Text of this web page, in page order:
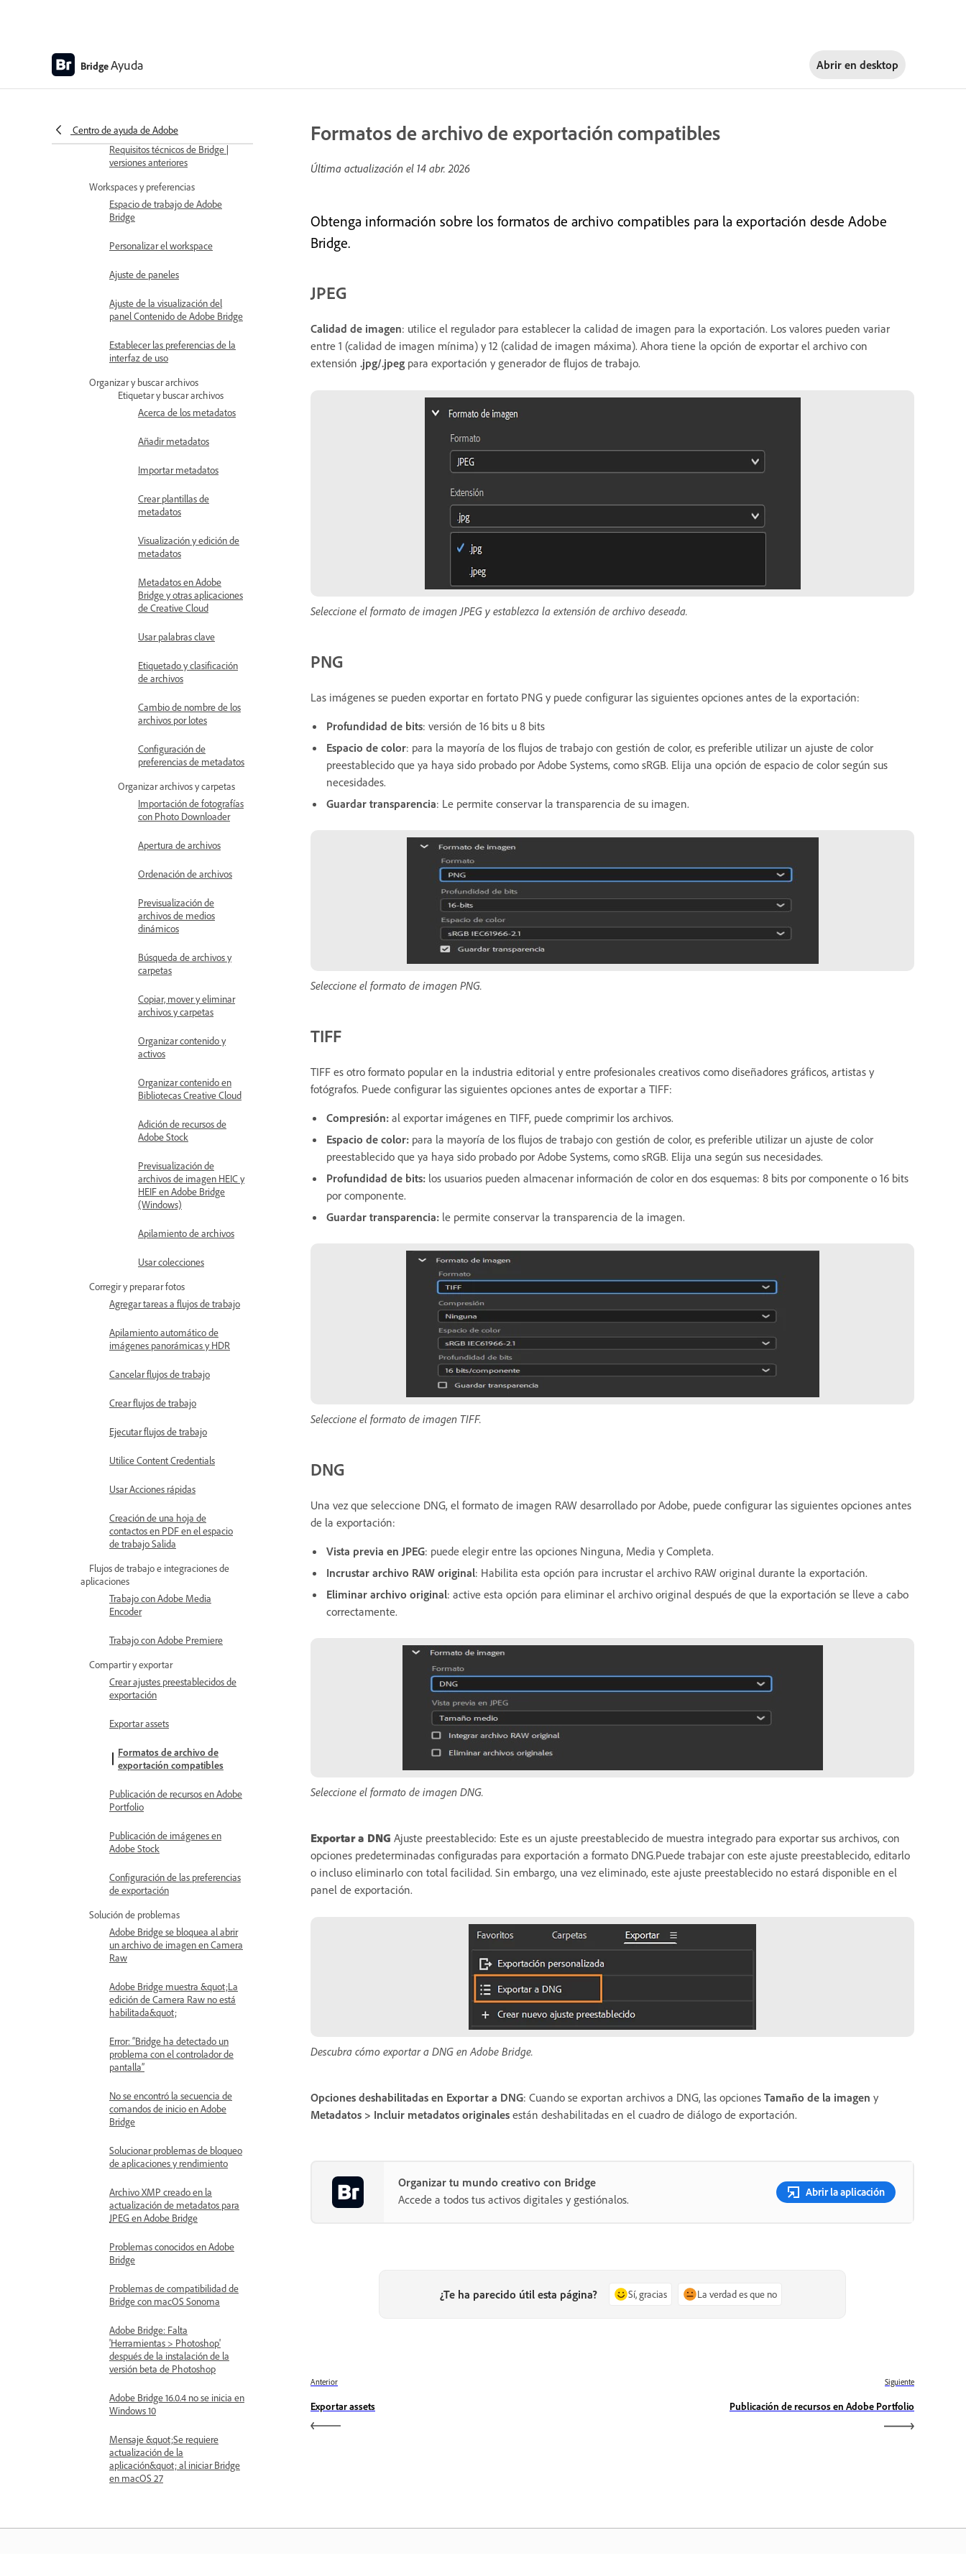
BridgeAyuda Abrir en desktop
Centro de ayuda de Adobe
Establecer preferencias de flujo
Requisitos técnicos de Bridge |
versiones anteriores
Workspaces y preferencias
Espacio de trabajo de Adobe
Bridge
Personalizar el workspace
Ajuste de paneles
Ajuste de la visualización del
panel Contenido de Adobe Bridge
Establecer las preferencias de la
interfaz de uso
Organizar y buscar archivos
Etiquetar y buscar archivos
Acerca de los metadatos
Añadir metadatos
Importar metadatos
Crear plantillas de
metadatos
Visualización y edición de
metadatos
Metadatos en Adobe
Bridge y otras aplicaciones
de Creative Cloud
Usar palabras clave
Etiquetado y clasificación
de archivos
Cambio de nombre de los
archivos por lotes
Configuración de
preferencias de metadatos
Organizar archivos y carpetas
Importación de fotografías
con Photo Downloader
Apertura de archivos
Ordenación de archivos
Previsualización de
archivos de medios
dinámicos
Búsqueda de archivos y
carpetas
Copiar, mover y eliminar
archivos y carpetas
Organizar contenido y
activos
Organizar contenido en
Bibliotecas Creative Cloud
Adición de recursos de
Adobe Stock
Previsualización de
archivos de imagen HEIC y
HEIF en Adobe Bridge
(Windows)
Apilamiento de archivos
Usar colecciones
Corregir y preparar fotos
Agregar tareas a flujos de trabajo
Apilamiento automático de
imágenes panorámicas y HDR
Cancelar flujos de trabajo
Crear flujos de trabajo
Ejecutar flujos de trabajo
Utilice Content Credentials
Usar Acciones rápidas
Creación de una hoja de
contactos en PDF en el espacio
de trabajo Salida
Flujos de trabajo e integraciones de
aplicaciones
Trabajo con Adobe Media
Encoder
Trabajo con Adobe Premiere
Compartir y exportar
Crear ajustes preestablecidos de
exportación
Exportar assets
Formatos de archivo de
exportación compatibles
Publicación de recursos en Adobe
Portfolio
Publicación de imágenes en
Adobe Stock
Configuración de las preferencias
de exportación
Solución de problemas
Adobe Bridge se bloquea al abrir
un archivo de imagen en Camera
Raw
Adobe Bridge muestra &quot;La
edición de Camera Raw no está
habilitada&quot;
Error: “Bridge ha detectado un
problema con el controlador de
pantalla”
No se encontró la secuencia de
comandos de inicio en Adobe
Bridge
Solucionar problemas de bloqueo
de aplicaciones y rendimiento
Archivo XMP creado en la
actualización de metadatos para
JPEG en Adobe Bridge
Problemas conocidos en Adobe
Bridge
Problemas de compatibilidad de
Bridge con macOS Sonoma
Adobe Bridge: Falta
'Herramientas > Photoshop'
después de la instalación de la
versión beta de Photoshop
Adobe Bridge 16.0.4 no se inicia en
Windows 10
Mensaje &quot;Se requiere
actualización de la
aplicación&quot; al iniciar Bridge
en macOS 27
Formatos de archivo de exportación compatibles
Última actualización el 14 abr. 2026
Obtenga información sobre los formatos de archivo compatibles para la exportación desde Adobe
Bridge.
JPEG
Calidad de imagen: utilice el regulador para establecer la calidad de imagen para la exportación. Los valores pueden variar
entre 1 (calidad de imagen mínima) y 12 (calidad de imagen máxima). Ahora tiene la opción de exportar el archivo con
extensión .jpg/.jpeg para exportación y generador de flujos de trabajo.
Seleccione el formato de imagen JPEG y establezca la extensión de archivo deseada.
PNG
Las imágenes se pueden exportar en fortato PNG y puede configurar las siguientes opciones antes de la exportación:
Profundidad de bits: versión de 16 bits u 8 bits
Espacio de color: para la mayoría de los flujos de trabajo con gestión de color, es preferible utilizar un ajuste de color
preestablecido que ya haya sido probado por Adobe Systems, como sRGB. Elija una opción de espacio de color según sus
necesidades.
Guardar transparencia: Le permite conservar la transparencia de su imagen.
Seleccione el formato de imagen PNG.
TIFF
TIFF es otro formato popular en la industria editorial y entre profesionales creativos como diseñadores gráficos, artistas y
fotógrafos. Puede configurar las siguientes opciones antes de exportar a TIFF:
Compresión: al exportar imágenes en TIFF, puede comprimir los archivos.
Espacio de color: para la mayoría de los flujos de trabajo con gestión de color, es preferible utilizar un ajuste de color
preestablecido que ya haya sido probado por Adobe Systems, como sRGB. Elija una según sus necesidades.
Profundidad de bits: los usuarios pueden almacenar información de color en dos esquemas: 8 bits por componente o 16 bits
por componente.
Guardar transparencia: le permite conservar la transparencia de la imagen.
Seleccione el formato de imagen TIFF.
DNG
Una vez que seleccione DNG, el formato de imagen RAW desarrollado por Adobe, puede configurar las siguientes opciones antes
de la exportación:
Vista previa en JPEG: puede elegir entre las opciones Ninguna, Media y Completa.
Incrustar archivo RAW original: Habilita esta opción para incrustar el archivo RAW original durante la exportación.
Eliminar archivo original: active esta opción para eliminar el archivo original después de que la exportación se lleve a cabo
correctamente.
Seleccione el formato de imagen DNG.
Exportar a DNG Ajuste preestablecido: Este es un ajuste preestablecido de muestra integrado para exportar sus archivos, con
opciones predeterminadas configuradas para exportación a formato DNG.Puede trabajar con este ajuste preestablecido, editarlo
o incluso eliminarlo con total facilidad. Sin embargo, una vez eliminado, este ajuste preestablecido no estará disponible en el
panel de exportación.
Descubra cómo exportar a DNG en Adobe Bridge.
Opciones deshabilitadas en Exportar a DNG: Cuando se exportan archivos a DNG, las opciones Tamaño de la imagen y
Metadatos > Incluir metadatos originales están deshabilitadas en el cuadro de diálogo de exportación.
Organizar tu mundo creativo con Bridge
Accede a todos tus activos digitales y gestiónalos.
Abrir la aplicación
¿Te ha parecido útil esta página? Sí, gracias La verdad es que no
Anterior
Exportar assets
Siguiente
Publicación de recursos en Adobe Portfolio